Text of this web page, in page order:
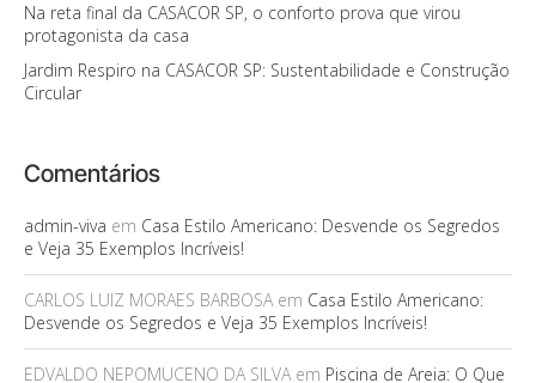
Na reta final da CASACOR SP, o conforto prova que virou
protagonista da casa
Jardim Respiro na CASACOR SP: Sustentabilidade e Construção
Circular
Comentários
admin-viva em Casa Estilo Americano: Desvende os Segredos
e Veja 35 Exemplos Incríveis!
CARLOS LUIZ MORAES BARBOSAem Casa Estilo Americano:
Desvende os Segredos e Veja 35 Exemplos Incríveis!
EDVALDO NEPOMUCENO DA SILVAem Piscina de Areia: O Que